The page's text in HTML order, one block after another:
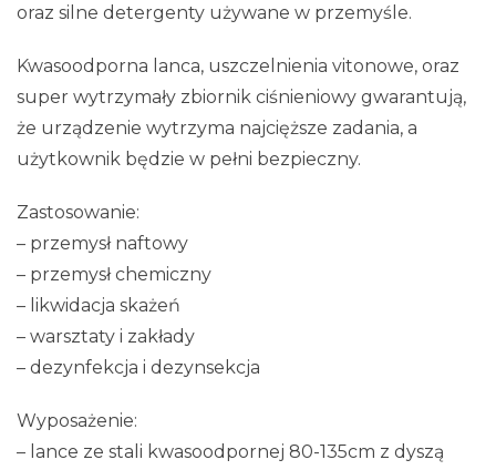
oraz silne detergenty używane w przemyśle.
Kwasoodporna lanca, uszczelnienia vitonowe, oraz
super wytrzymały zbiornik ciśnieniowy gwarantują,
że urządzenie wytrzyma najcięższe zadania, a
użytkownik będzie w pełni bezpieczny.
Zastosowanie:
– przemysł naftowy
– przemysł chemiczny
– likwidacja skażeń
– warsztaty i zakłady
– dezynfekcja i dezynsekcja
Wyposażenie:
– lance ze stali kwasoodpornej 80-135cm z dyszą